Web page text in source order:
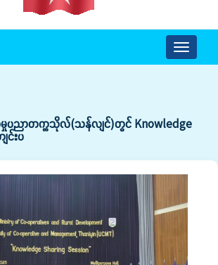
Toggle
မှုပညာတက္ကသိုလ်(သန်လျင်)တွင် Knowledge
င်းပ